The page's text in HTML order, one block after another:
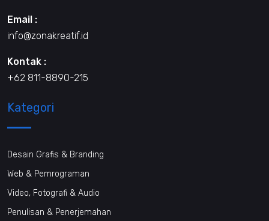
Email :
info@zonakreatif.id
Kontak :
+62 811-8890-215
Kategori
Desain Grafis & Branding
Web & Pemrograman
Video, Fotografi & Audio
Penulisan & Penerjemahan